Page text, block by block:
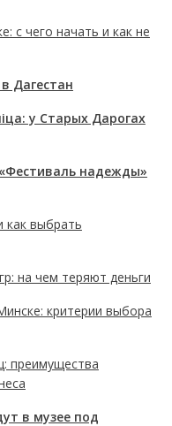
с чего начать и как не
Дагестан
у Старых Дарогах
надежды»
как выбрать
на чем теряют деньги
критерии выбора
преимущества
в музее под